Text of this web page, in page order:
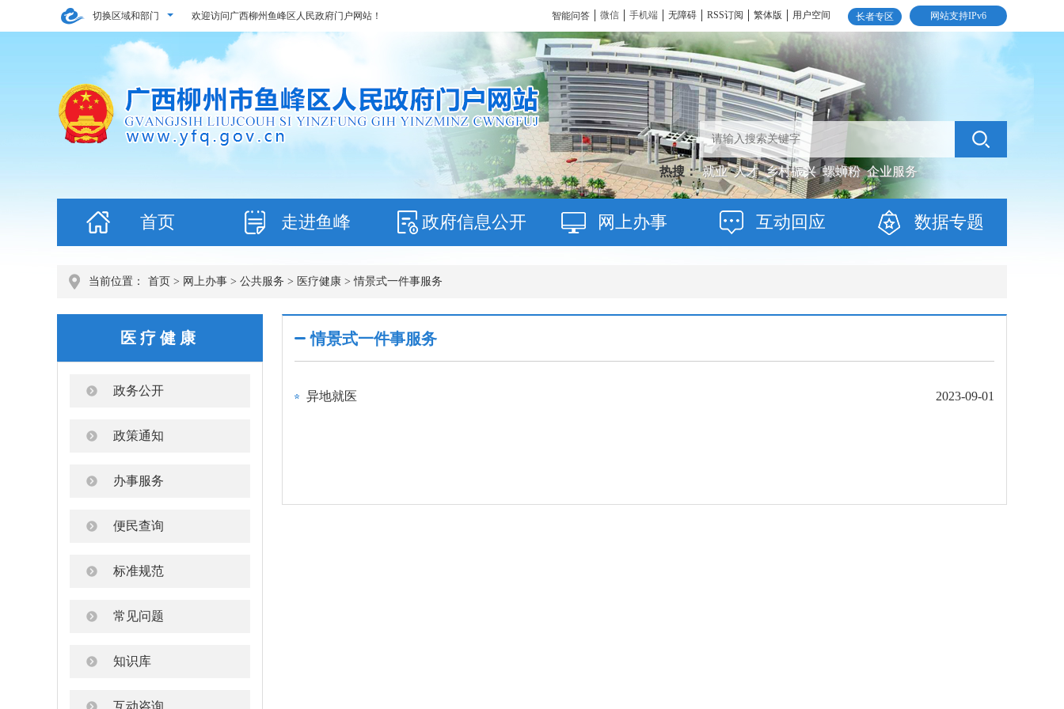
切换区域和部门 网站支持IPv6
长者专区
智能问答 微信 手机端 无障碍 RSS订阅 繁体版 用户空间
欢迎访问广西柳州鱼峰区人民政府门户网站！
热搜： 就业 人才 乡村振兴 螺蛳粉 企业服务
首页 走进鱼峰 政府信息公开 网上办事 互动回应 数据专题
当前位置： 首页 > 网上办事 > 公共服务 > 医疗健康 > 情景式一件事服务
医疗健康
政务公开
政策通知
办事服务
便民查询
标准规范
常见问题
知识库
互动咨询
情景式一件事服务
异地就医 2023-09-01